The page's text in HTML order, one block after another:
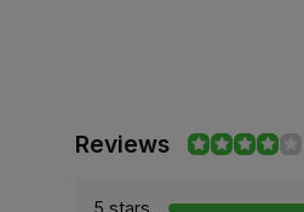
Reviews
5 stars